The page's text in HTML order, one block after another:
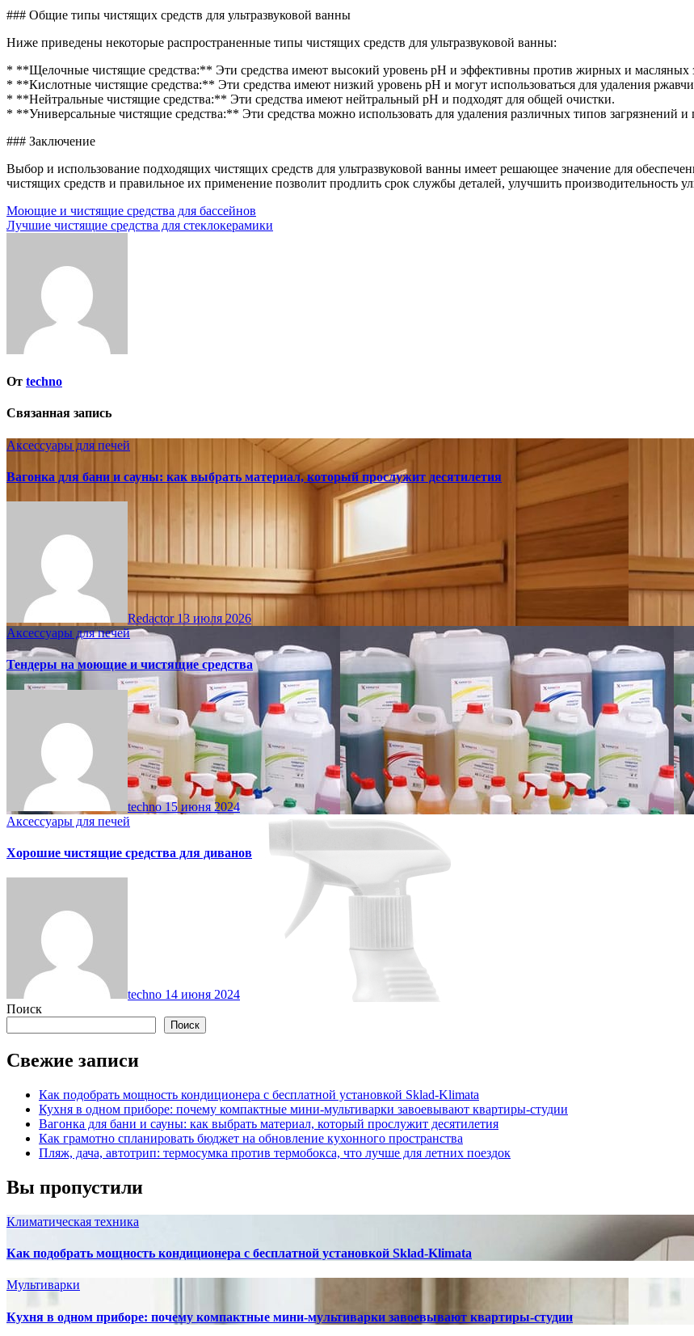
### Общие типы чистящих средств для ультразвуковой ванны
Ниже приведены некоторые распространенные типы чистящих средств для ультразвуковой ванны:
* **Щелочные чистящие средства:** Эти средства имеют высокий уровень pH и эффективны против жирных и масляных
* **Кислотные чистящие средства:** Эти средства имеют низкий уровень pH и могут использоваться для удаления
* **Нейтральные чистящие средства:** Эти средства имеют нейтральный pH и подходят для общей очистки.
* **Универсальные чистящие средства:** Эти средства можно использовать для удаления различных типов загрязнений
### Заключение
Выбор и использование подходящих чистящих средств для ультразвуковой ванны имеет решающее значение для
чистящих средств и правильное их применение позволит продлить срок службы деталей, улучшить производительность
Навигация
по
Моющие и чистящие средства для бассейнов
Лучшие чистящие средства для стеклокерамики
От techno
Связанная запись
Аксессуары для печей
Вагонка для бани и сауны: как выбрать материал, который прослужит десятилетия
Redactor 13 июля 2026
Аксессуары для печей
Тендеры на моющие и чистящие средства
techno15 июня 2024
Аксессуары для печей
Хорошие чистящие средства для диванов
techno 14 июня 2024
Поиск
Поиск
Свежие записи
Как подобрать мощность кондиционера с бесплатной установкой Sklad-Klimata
Кухня в одном приборе: почему компактные мини-мультиварки завоевывают квартиры-студии
Вагонка для бани и сауны: как выбрать материал, который прослужит десятилетия
Как грамотно спланировать бюджет на обновление кухонного пространства
Пляж, дача, автотрип: термосумка против термобокса, что лучше для летних поездок
Вы пропустили
Климатическая техника
Как подобрать мощность кондиционера с бесплатной установкой Sklad-Klimata
Мультиварки
Кухня в одном приборе: почему компактные мини-мультиварки завоевывают квартиры-студии